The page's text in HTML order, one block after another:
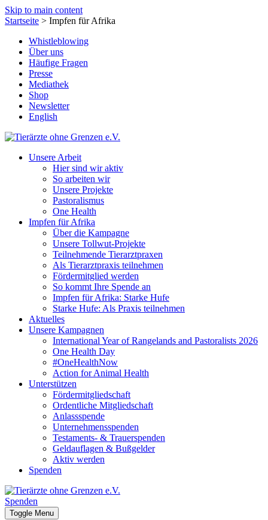
Skip to main content
Startseite > Impfen für Afrika
Whistleblowing
Über uns
Häufige Fragen
Presse
Mediathek
Shop
Newsletter
English
Unsere Arbeit
Hier sind wir aktiv
So arbeiten wir
Unsere Projekte
Pastoralismus
One Health
Impfen für Afrika
Über die Kampagne
Unsere Tollwut-Projekte
Teilnehmende Tierarztpraxen
Als Tierarztpraxis teilnehmen
Fördermitglied werden
So kommt Ihre Spende an
Impfen für Afrika: Starke Hufe
Starke Hufe: Als Praxis teilnehmen
Aktuelles
Unsere Kampagnen
International Year of Rangelands and Pastoralists 2026
One Health Day
#OneHealthNow
Action for Animal Health
Unterstützen
Fördermitgliedschaft
Ordentliche Mitgliedschaft
Anlassspende
Unternehmensspenden
Testaments- & Trauerspenden
Geldauflagen & Bußgelder
Aktiv werden
Spenden
Spenden
Toggle Menu